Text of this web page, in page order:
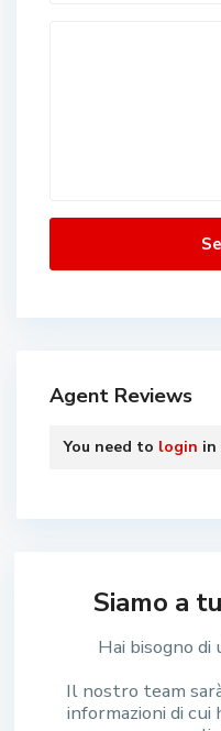
Agent Reviews
You need to login in
Siamo a
Hai bisogno
Il nostro team
informazioni di cui